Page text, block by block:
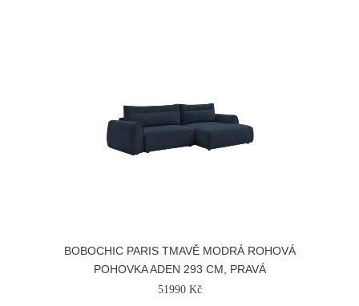
BOBOCHIC PARIS TMAVĚ MODRÁ ROHOVÁ
POHOVKA ADEN 293 CM, PRAVÁ
51990 Kč